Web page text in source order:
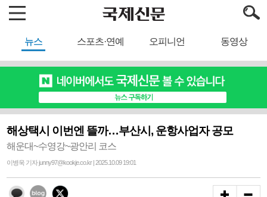
뉴스 스포츠·연예 오피니언 동영상
해상택시 이번엔 뜰까…부산시, 운항사업자 공모
해운대~수영강~광안리 코스
이병욱 기자 junny97@kookje.co.kr | 2025.10.09 19:01